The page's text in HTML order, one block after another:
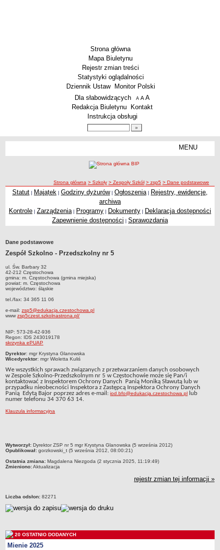
Strona główna
Mapa Biuletynu
Rejestr zmian treści
Statystyki oglądalności
Dziennik Ustaw
Monitor Polski
Menu dodatkowe
Dla słabowidzących A pomniejsz czcionkę
A standardowy rozmiar czcionki
A
Redakcja Biuletynu
Kontakt
Instrukcja obsługi
MENU
Zespoły Szkół
Techniczne Zakłady Naukowe
ARCHIWUM SZKÓŁ I PLACÓWEK
Zlikwidowane gimnazja
Przekształcone szkoły i placówki
Wielofunkcyjna Placówka
SPECJALNE OŚRODKI SZKOLNO-WYCHOWAWCZE
Specjalny Ośrodek nr 1
Specjalny Ośrodek nr 5
Dane podstawowe
Statut
Majątek
Godziny dyżurów
Ogłoszenie
Zarządzenia
Kontrole
Deklaracja dostępności
PORADNIE PSYCHOLOGICZNO-PEDAGOGICZNE
Zespół Poradni
Statut
Godziny dyżurów
Ogłoszenia
ścieżka nawigacji
Strona główna > Szkoły > Zespoły Szkół > zsp5 > Dane podstawowe
Statut | Majątek | Godziny dyżurów| Ogłoszenia | Rejestry, ewidencje,
archiwa
Kontrole | Zarządzenia | Programy | Dokumenty | Deklaracja dostępności
Zapewnienie dostępności | Sprawozdania
Dane podstawowe
Zespół Szkolno - Przedszkolny nr 5
ul. Św. Barbary 32
42-212 Częstochowa
gmina: m. Częstochowa (gmina miejska)
powiat: m. Częstochowa
województwo: śląskie
tel./fax: 34 365 11 06
e-mail:zsp5@edukacja.czestochowa.pl
wwwzsp5czest.szkolnastrona.pl/
NIP: 573-28-42-936
Regon: IDS 243019178
skrzynka ePUAP
Dyrektor: mgr Krystyna Glanowska
Wicedyrektor: mgr Wioletta Kuliś
We wszystkich sprawach związanych z przetwarzaniem danych osobowych
w Zespole Szkolno-Przedszkolnym nr 5 w Częstochowie może się Pan/i
kontaktować z Inspektorem Ochrony Danych Panią Moniką Sławutą lub w
przypadku nieobecności Inspektora z Zastępcą Inspektora Ochrony Danych
Panią Edytą Bajor poprzez adres e-mail:iod.bfo@edukacja.czestochowa.pl lub
numer telefonu 34 370 63 14.
Klauzula informacyjna
metryczka
Wytworzył: Dyrektor ZSP nr 5 mgr Krystyna Glanowska (5 września 2012)
Opublikował: gorzkowski_t (5 września 2012, 08:00:21)
Ostatnia zmiana: Magdalena Niezgoda (2 stycznia 2025, 11:19:49)
Zmieniono:Aktualizacja
rejestr zmian tej informacji »
Liczba odsłon: 82271
20 OSTATNIO DODANYCH
Mienie 2025